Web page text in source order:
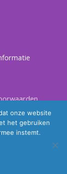
onze website
het gebruiken
instemt.